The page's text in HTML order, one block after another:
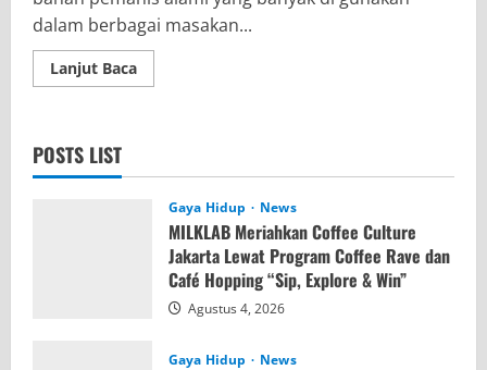
dalam berbagai masakan...
Lanjut BacaRead
more
untuk
POSTS LIST
Gaya Hidup News
MILKLAB Meriahkan Coffee Culture
Jakarta Lewat Program Coffee Rave dan
Café Hopping “Sip, Explore & Win”
Agustus 4, 2026
Gaya Hidup News